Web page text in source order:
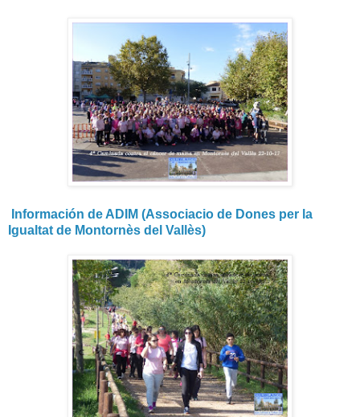
Información de ADIM (Associacio de Dones per la
Igualtat de Montornès del Vallès)